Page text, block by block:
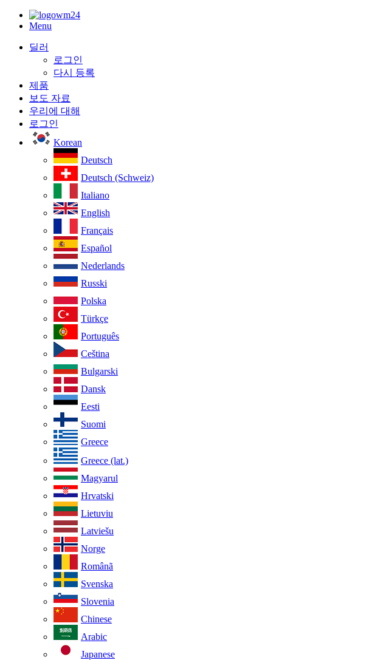
Menu
딜러
로그인
다시 등록
제품
보도 자료
우리에 대해
로그인
Korean
Deutsch
Deutsch (Schweiz)
Italiano
English
Français
Español
Nederlands
Russki
Polska
Türkçe
Português
Ceština
Bulgarski
Dansk
Eesti
Suomi
Greece
Greece (lat.)
Magyarul
Hrvatski
Lietuviu
Latviešu
Norge
Românã
Svenska
Slovenia
Chinese
Arabic
Japanese